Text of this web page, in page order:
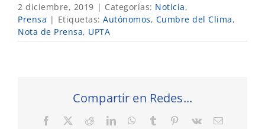
2 diciembre, 2019 | Categorías: Noticia,
Prensa | Etiquetas: Autónomos, Cumbre del Clima,
Nota de Prensa, UPTA
Compartir en Redes...
Facebook RedditLinkedInWhatsApp
Tumblr Pinterest
Vk
Correo